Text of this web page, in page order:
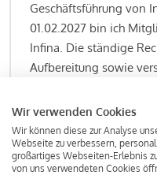
Geschäftsführung von
01.02.2027 bin ich
Infina. Die ständige
Aufbereitung sowie
Kreditgeschäft gehören
Wir verwenden Cookies
Wir können diese zur Analyse
Webseite zu verbessern,
großartiges Webseiten-Erlebnis
von uns verwendeten Cookies